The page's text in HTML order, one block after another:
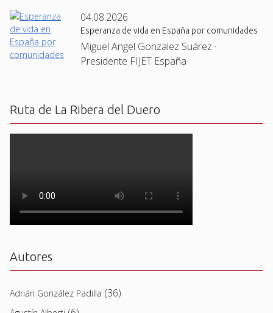
04.08.2026
Esperanza de vida en España por comunidades
Miguel Angel Gonzalez Suárez ·
Presidente FIJET España
Ruta de La Ribera del Duero
Autores
Adrián González Padilla (36)